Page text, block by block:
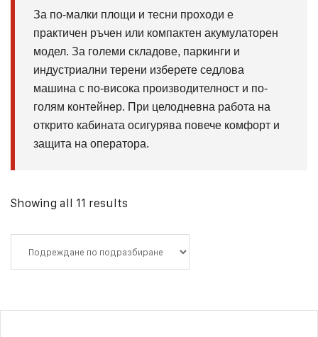
За по-малки площи и тесни проходи е
практичен ръчен или компактен акумулаторен
модел. За големи складове, паркинги и
индустриални терени изберете седлова
машина с по-висока производителност и по-
голям контейнер. При целодневна работа на
открито кабината осигурява повече комфорт и
защита на оператора.
Showing all 11 results